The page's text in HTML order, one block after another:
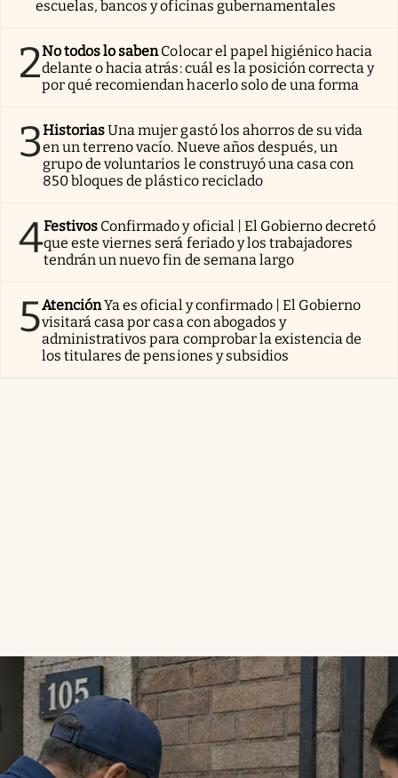
escuelas, bancos y oficinas gubernamentales
2No todos lo sabenColocar el papel higiénico hacia
delante o hacia atrás: cuál es la posición correcta y
por qué recomiendan hacerlo solo de una forma
3HistoriasUna mujer gastó los ahorros de su vida
en un terreno vacío. Nueve años después, un
grupo de voluntarios le construyó una casa con
850 bloques de plástico reciclado
4Festivos Confirmado y oficial | El Gobierno decretó
que este viernes será feriado y los trabajadores
tendrán un nuevo fin de semana largo
5AtenciónYa es oficial y confirmado | El Gobierno
visitará casa por casa con abogados y
administrativos para comprobar la existencia de
los titulares de pensiones y subsidios